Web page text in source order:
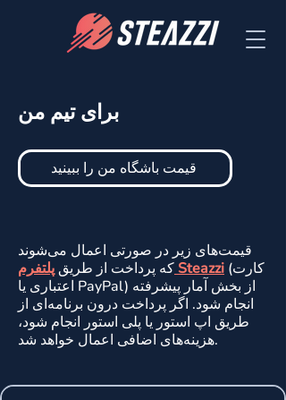
برای تیم من
قیمت باشگاه من را ببینید
قیمت‌های زیر در صورتی اعمال می‌شوند
که پرداخت از طریق پلتفرم Steazzi (کارت
اعتباری یا PayPal) از بخش آمار پیشرفته
انجام شود. اگر پرداخت درون برنامه‌ای از
طریق اپ استور یا پلی استور انجام شود،
هزینه‌های اضافی اعمال خواهد شد.